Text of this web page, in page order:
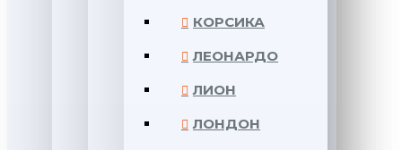
КОРСИКА
ЛЕОНАРДО
ЛИОН
ЛОНДОН